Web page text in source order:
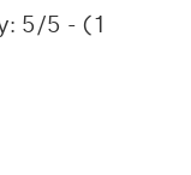
5/5 - (1